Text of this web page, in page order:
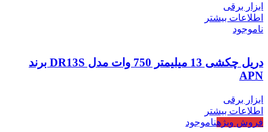
ابزار برقی
اطلاعات بیشتر
ناموجود
دریل چکشی 13 میلیمتر 750 وات مدل DR13S برند
APN
ابزار برقی
اطلاعات بیشتر
فروش ویژهناموجود